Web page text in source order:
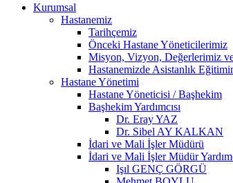
Kurumsal
Hastanemiz
Tarihçemiz
Önceki Hastane Yöneticilerimiz
Misyon, Vizyon, Değerlerimiz
Hastanemizde Asistanlık
Hastane Yönetimi
Hastane Yöneticisi / Başhekim
Başhekim Yardımcısı
Dr. Eray YAZ
Dr. Sibel AY KALKAN
İdari ve Mali İşler Müdürü
İdari ve Mali İşler Müdür
Işıl GENÇ GÖRGÜ